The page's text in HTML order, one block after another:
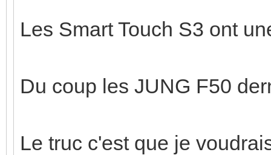
Les Smart Touch S3 ont
Du coup les JUNG F50
Le truc c'est que je